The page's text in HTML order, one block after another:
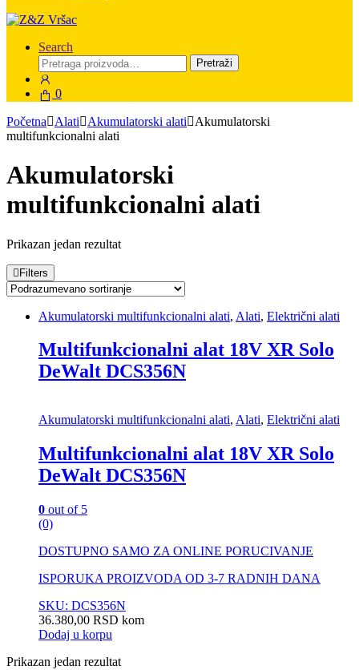
Search
Pretraga
za:
Pretraži
0
Početna Alati Akumulatorski alati
Akumulatorski
multifunkcionalni alati
Akumulatorski
multifunkcionalni alati
Prikazan jedan rezultat
Filters
Akumulatorski multifunkcionalni alati, Alati, Električni alati
Multifunkcionalni alat 18V XR Solo
DeWalt DCS356N
Akumulatorski multifunkcionalni alati, Alati, Električni alati
Multifunkcionalni alat 18V XR Solo
DeWalt DCS356N
0 out of 5
(0)
DOSTUPNO SAMO ZA ONLINE PORUCIVANJE
ISPORUKA PROIZVODA OD 3-7 RADNIH DANA
SKU: DCS356N
36.380,00 RSD kom
Dodaj u korpu
Prikazan jedan rezultat